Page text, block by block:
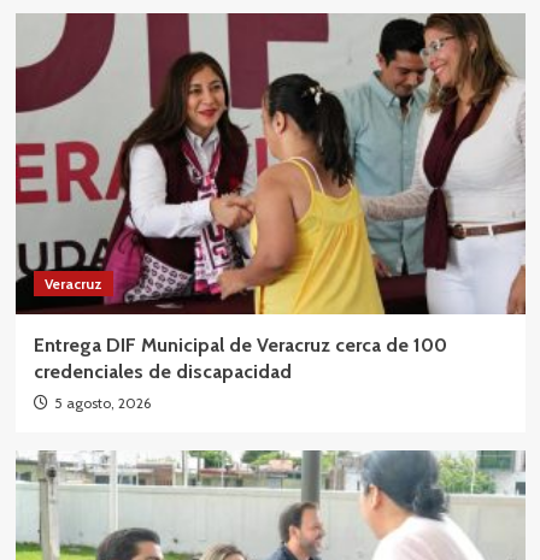
Veracruz
Entrega DIF Municipal de Veracruz cerca de 100
credenciales de discapacidad
5 agosto, 2026